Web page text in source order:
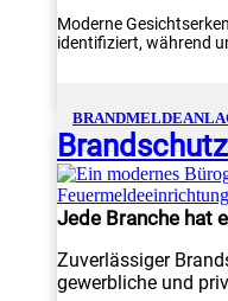
Moderne
identifiziert, während
Brandschutz
Jede Branche hat
Zuverlässiger
gewerbliche und